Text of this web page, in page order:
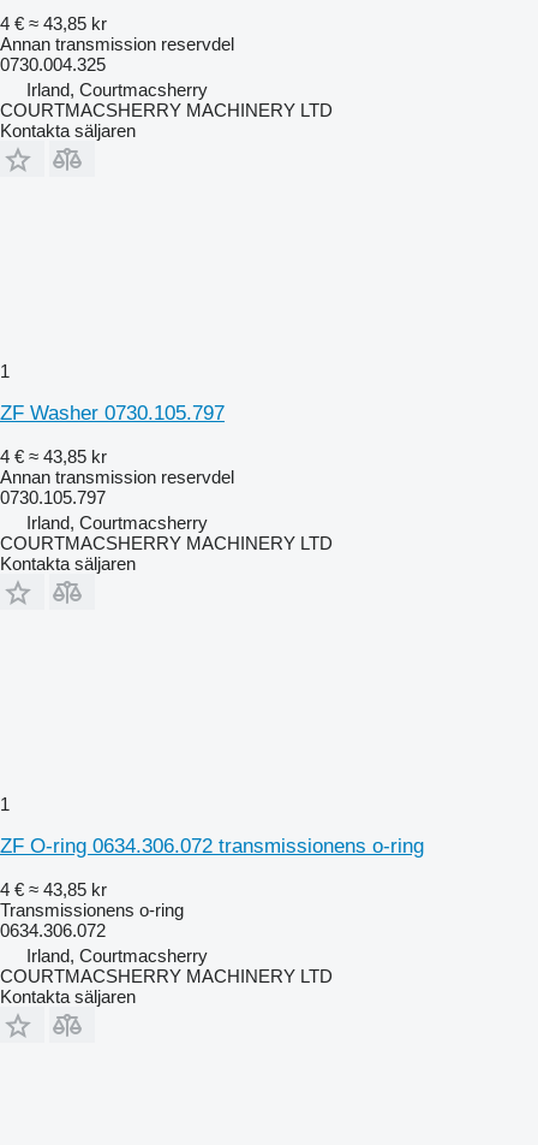
4 € ≈ 43,85 kr
Annan transmission reservdel
0730.004.325
Irland, Courtmacsherry
COURTMACSHERRY MACHINERY LTD
Kontakta säljaren
1
ZF Washer 0730.105.797
4 € ≈ 43,85 kr
Annan transmission reservdel
0730.105.797
Irland, Courtmacsherry
COURTMACSHERRY MACHINERY LTD
Kontakta säljaren
1
ZF O-ring 0634.306.072 transmissionens o-ring
4 € ≈ 43,85 kr
Transmissionens o-ring
0634.306.072
Irland, Courtmacsherry
COURTMACSHERRY MACHINERY LTD
Kontakta säljaren